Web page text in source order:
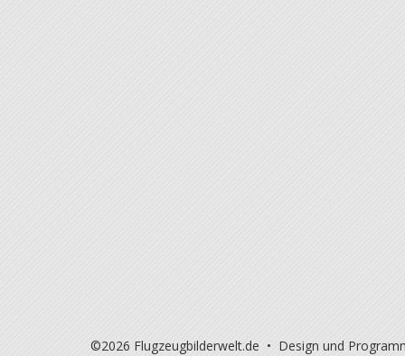
©2026 Flugzeugbilderwelt.de • Design und